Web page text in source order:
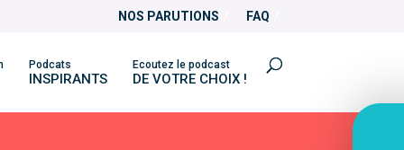
NOS PARUTIONS FAQ
Podcats
INSPIRANTS
Ecoutez le podcast
DE VOTRE CHOIX !